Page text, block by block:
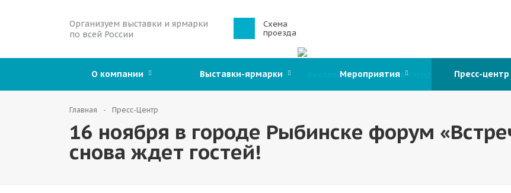
Организуем выставки и ярмарки
по всей России
Схема
проезда
О компании Выставки-ярмарки Мероприятия Пресс-центр
Главная Пресс-Центр
16 ноября в городе Рыбинске форум
снова ждет гостей!